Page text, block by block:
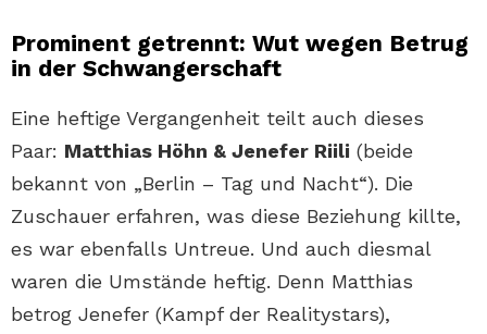
Prominent getrennt: Wut wegen Betrug
in der Schwangerschaft
Eine heftige Vergangenheit teilt auch dieses
Paar: Matthias Höhn & Jenefer Riili (beide
bekannt von „Berlin – Tag und Nacht“). Die
Zuschauer erfahren, was diese Beziehung killte,
es war ebenfalls Untreue. Und auch diesmal
waren die Umstände heftig. Denn Matthias
betrog Jenefer (Kampf der Realitystars),